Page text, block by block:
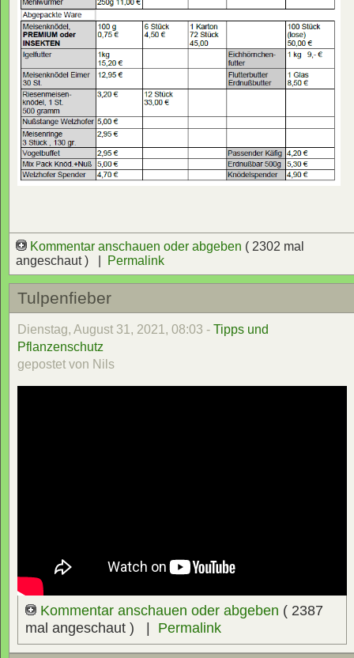
Kommentar anschauen oder abgeben ( 2302 mal
angeschaut ) |
Permalink
Tulpenfieber
Dienstag, August 31, 2021, 08:03 - Tipps und
Pflanzenschutz
gepostet von Nils
Kommentar anschauen oder abgeben ( 2387
mal angeschaut ) | Permalink